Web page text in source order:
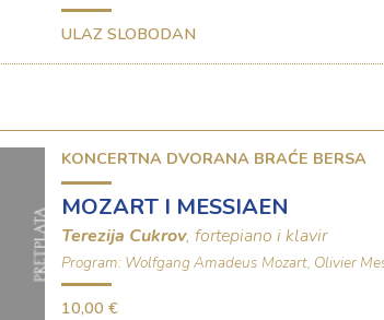
ULAZ SLOBODAN
KONCERTNA DVORANA BRAĆE BERSA
MOZART I MESSIAEN
Terezija Cukrov, fortepiano i klavir
Program: Wolfgang Amadeus Mozart, Olivier
10,00 €